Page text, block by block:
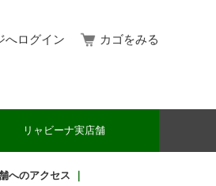
へログイン カゴをみる
リャビーナ実店舗
へのアクセス